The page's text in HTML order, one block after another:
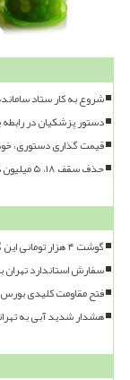
شروع به کار ستاد
دستور پزشکیان در رابطه با طلب ۴ میلیارد یورویی تامین
قیمت گذاری دستوری،
حذف سقف ۱۸، ۵ میلیون دلاری استانی برای واردات کالاهای اساسی از مرزها
گوشت ۴ هزار تومانی این گونه میلیونی قیمت خورد
سفارش استاندارد تهران
فتح مقاومت کلیدی بورس
هشدار شدید آبی به